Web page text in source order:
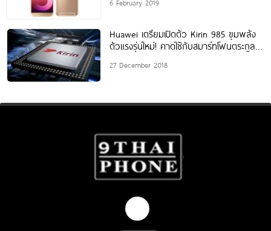
6 February 2019
Huawei เตรียมเปิดตัว Kirin 985 ขุมพลัง
ตัวแรงรุ่นใหม่! คาดใช้กับสมาร์ทโฟนตระกูล
27 December 2018